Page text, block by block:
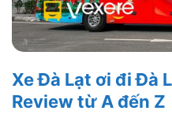
Xe Đà Lạt ơi đi Đà
Review từ A đến Z